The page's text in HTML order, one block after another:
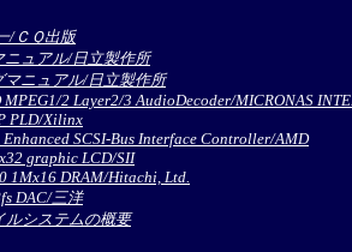
/ＣＱ出版
ニュアル/日立製作所
マニュアル/日立製作所
MPEG1/2 Layer2/3 AudioDecoder/MICRONAS
PLD/Xilinx
Enhanced SCSI-Bus Interface Controller/AMD
graphic LCD/SII
1Mx16 DRAM/Hitachi, Ltd.
DAC/三洋
ルシステムの概要